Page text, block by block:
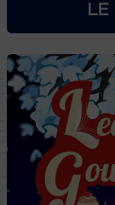
LE